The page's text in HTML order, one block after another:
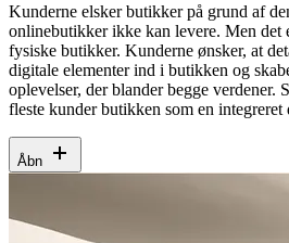
Kunderne elsker butikker på grund af
onlinebutikker ikke kan levere. Men det
fysiske butikker. Kunderne ønsker, at
digitale elementer ind i butikken og
oplevelser, der blander begge verdener.
fleste kunder butikken som en integreret
Åbn